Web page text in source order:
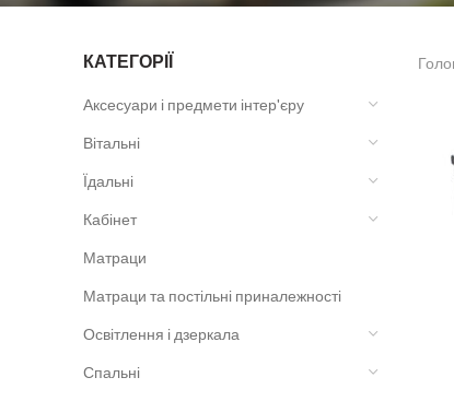
КАТЕГОРІЇ
Аксесуари і предмети інтер'єру
Вітальні
Їдальні
Кабінет
Матраци
Матраци та постільні приналежності
Освітлення і дзеркала
Спальні